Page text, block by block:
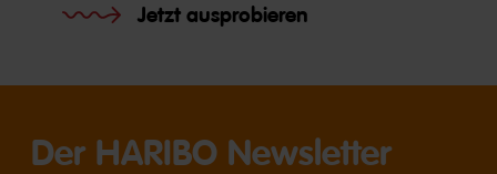
Jetzt ausprobieren
Der HARIBO Newsletter